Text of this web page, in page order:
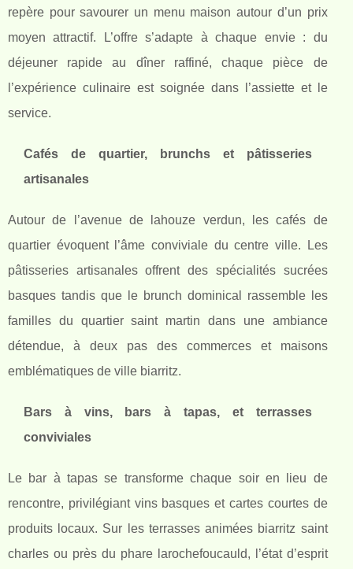
repère pour savourer un menu maison autour d’un prix
moyen attractif. L’offre s’adapte à chaque envie : du
déjeuner rapide au dîner raffiné, chaque pièce de
l’expérience culinaire est soignée dans l’assiette et le
service.
Cafés de quartier, brunchs et pâtisseries
artisanales
Autour de l’avenue de lahouze verdun, les cafés de
quartier évoquent l’âme conviviale du centre ville. Les
pâtisseries artisanales offrent des spécialités sucrées
basques tandis que le brunch dominical rassemble les
familles du quartier saint martin dans une ambiance
détendue, à deux pas des commerces et maisons
emblématiques de ville biarritz.
Bars à vins, bars à tapas, et terrasses
conviviales
Le bar à tapas se transforme chaque soir en lieu de
rencontre, privilégiant vins basques et cartes courtes de
produits locaux. Sur les terrasses animées biarritz saint
charles ou près du phare larochefoucauld, l’état d’esprit